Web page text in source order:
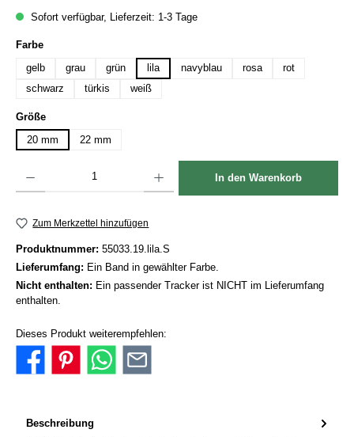
Sofort verfügbar, Lieferzeit: 1-3 Tage
Farbeauswählen
gelb
grau grün lila navyblau rosa
rot
schwarz
türkis weiß
Größeauswählen
20 mm
22 mm
In den Warenkorb
Zum Merkzettel hinzufügen
Produktnummer: 55033.19.lila.S
Lieferumfang: Ein Band in gewählter Farbe.
Nicht enthalten: Ein passender Tracker ist NICHT im Lieferumfang
enthalten.
Dieses Produkt weiterempfehlen:
Beschreibung